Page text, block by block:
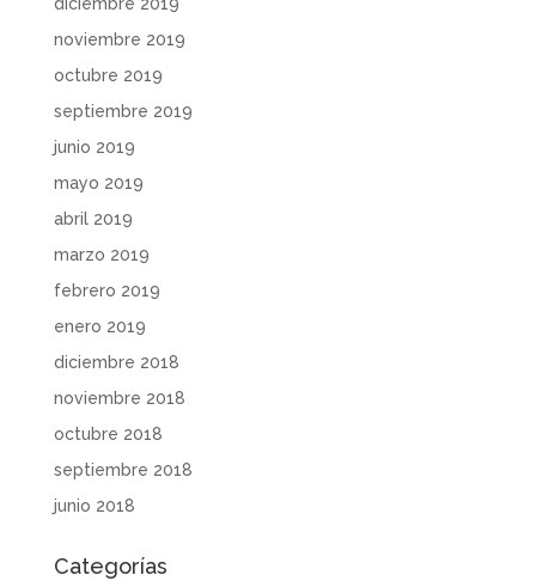
diciembre 2019
noviembre 2019
octubre 2019
septiembre 2019
junio 2019
mayo 2019
abril 2019
marzo 2019
febrero 2019
enero 2019
diciembre 2018
noviembre 2018
octubre 2018
septiembre 2018
junio 2018
Categorías